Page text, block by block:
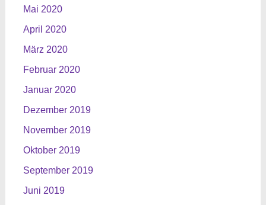
Mai 2020
April 2020
März 2020
Februar 2020
Januar 2020
Dezember 2019
November 2019
Oktober 2019
September 2019
Juni 2019